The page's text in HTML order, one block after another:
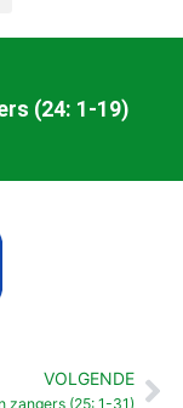
(24: 1-19)
VOLGENDE
zangers (25: 1-31)